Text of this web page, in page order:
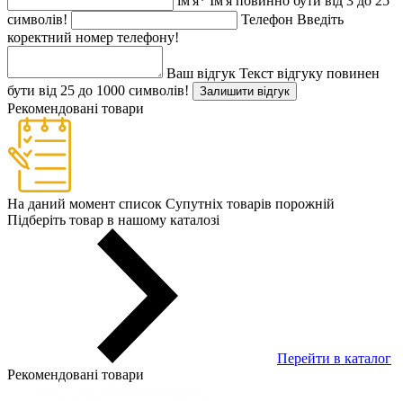
символів!
Телефон Введіть
коректний номер телефону!
Ваш відгук Текст відгуку повинен
бути від 25 до 1000 символів!
Залишити відгук
Рекомендовані товари
На даний момент список Супутніх товарів порожній
Підберіть товар в нашому каталозі
Перейти в каталог
Рекомендовані товари